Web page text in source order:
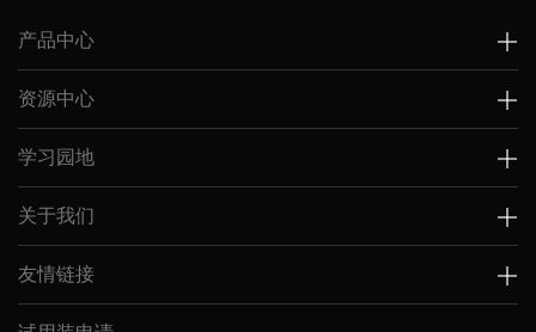
产品中心
资源中心
学习园地
关于我们
友情链接